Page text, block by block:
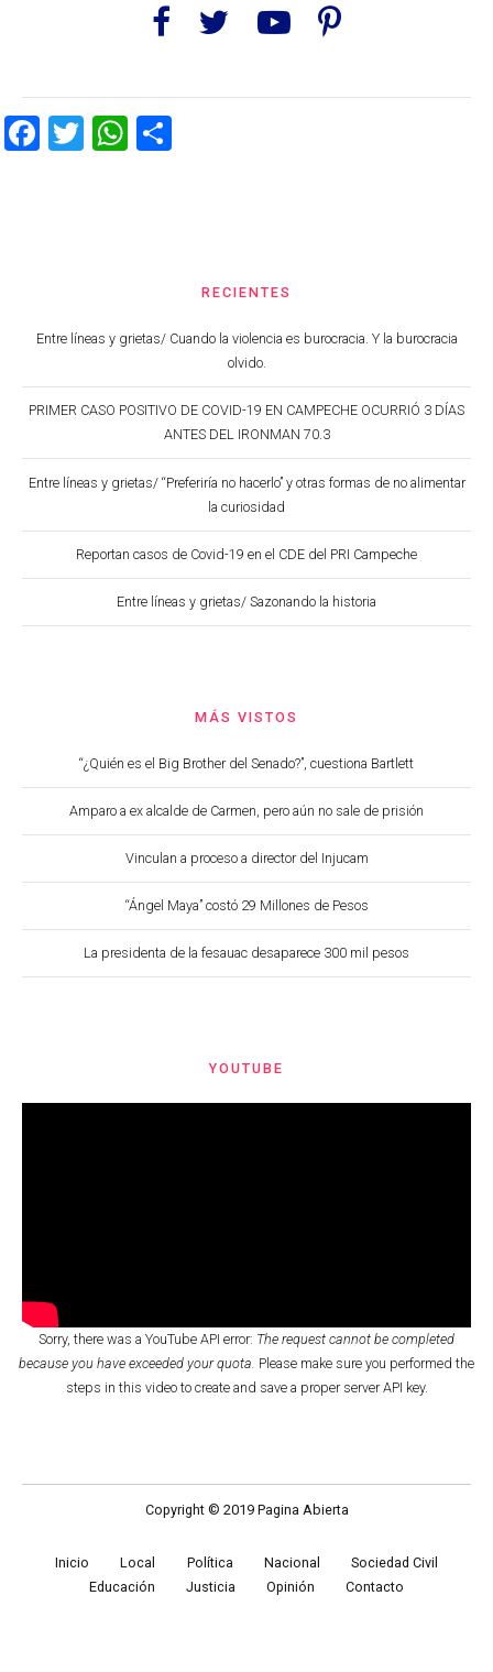
Facebook
TwitterWhatsApp
RECIENTES
Entre líneas y grietas/ Cuando la violencia es burocracia. Y la burocracia
olvido.
PRIMER CASO POSITIVO DE COVID-19 EN CAMPECHE OCURRIÓ 3 DÍAS
ANTES DEL IRONMAN 70.3
Entre líneas y grietas/ “Preferiría no hacerlo” y otras formas de no alimentar
la curiosidad
Reportan casos de Covid-19 en el CDE del PRI Campeche
Entre líneas y grietas/ Sazonando la historia
MÁS VISTOS
“¿Quién es el Big Brother del Senado?”, cuestiona Bartlett
Amparo a ex alcalde de Carmen, pero aún no sale de prisión
Vinculan a proceso a director del Injucam
“Ángel Maya” costó 29 Millones de Pesos
La presidenta de la fesauac desaparece 300 mil pesos
YOUTUBE
Sorry, there was a YouTube API error: The request cannot be completed
because you have exceeded your quota. Please make sure you performed the
steps in this videoto create and save a proper server API key.
Copyright © 2019 Pagina Abierta
Inicio Local Política Nacional
Sociedad Civil
Educación
Justicia Opinión Contacto